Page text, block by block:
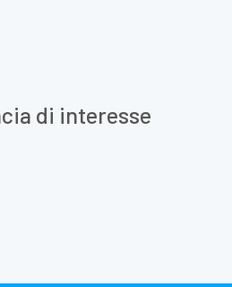
di interesse